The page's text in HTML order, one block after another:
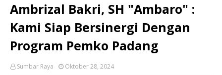
Ambrizal Bakri, SH "Ambaro" :
Kami Siap Bersinergi Dengan
Program Pemko Padang
Sumbar Raya Oktober 28, 2024